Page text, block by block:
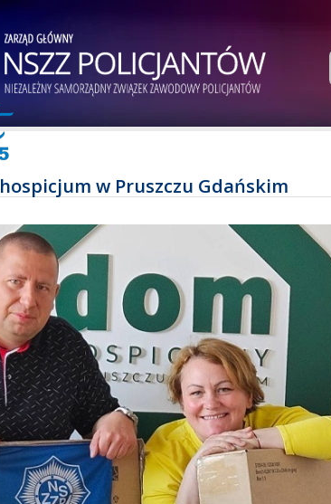
w Pruszczu Gdańskim